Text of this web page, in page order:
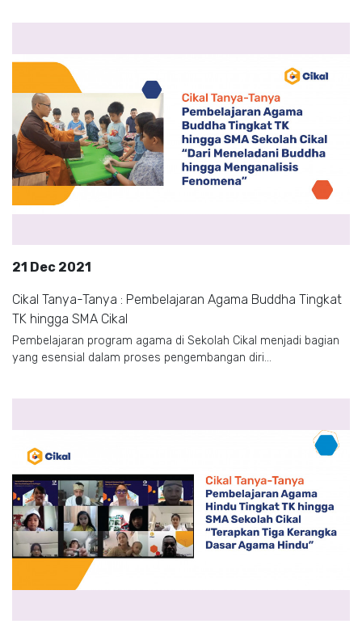
21 Dec 2021
Cikal Tanya-Tanya : Pembelajaran Agama Buddha Tingkat
TK hingga SMA Cikal
Pembelajaran program agama di Sekolah Cikal menjadi bagian
yang esensial dalam proses pengembangan diri...